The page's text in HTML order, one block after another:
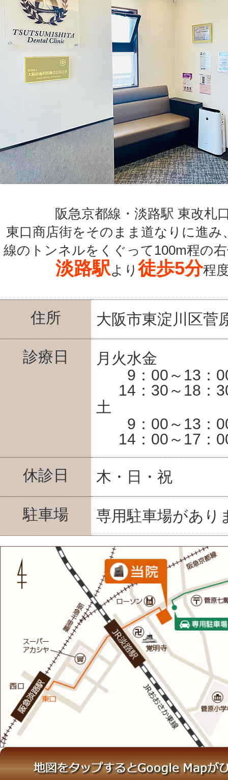
阪急京都線・淡路駅 東改札
東口商店街をそのまま道なりに進み
線のトンネルをくぐって100m程の
淡路駅より徒歩5分程
住所 大阪市東淀川区菅
診療日
月火水金
9：00～13：
14：30～18：
土
9：00～13：
14：00～17：
休診日 木・日・祝
駐車場 専用駐車場があり